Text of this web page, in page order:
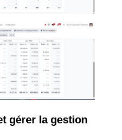
gérer la gestion